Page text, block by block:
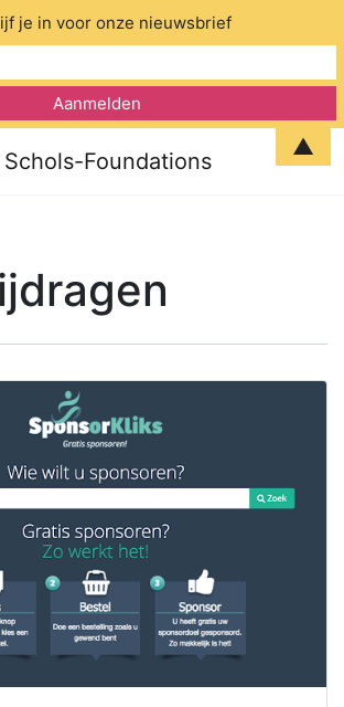
Schols-Foundations
je in voor onze nieuwsbrief
▲